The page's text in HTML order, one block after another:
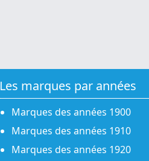
Les marques par années
Marques des années 1900
Marques des années 1910
Marques des années 1920